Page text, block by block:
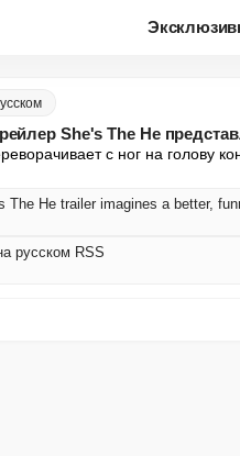
She's The He
с ног на голову
The He trailer imagines a better,
русском RSS